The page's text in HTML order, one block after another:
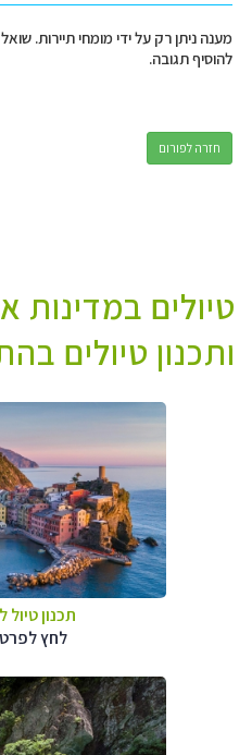
מענה ניתן רק על ידי מומחי תיירות.
להוסיף תגובה.
חזרה לפורום
טיולים במדינות
ותכנון טיולים
תכנון טיול
לחץ